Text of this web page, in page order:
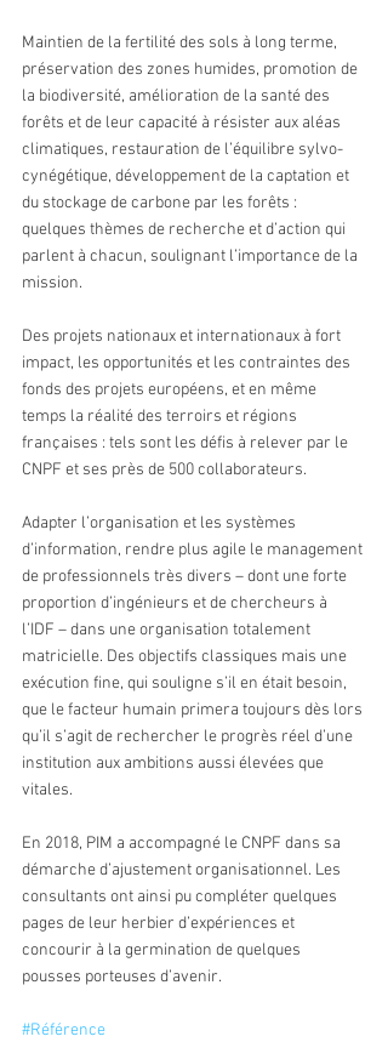
Maintien de la fertilité des sols à long terme,
préservation des zones humides, promotion de
la biodiversité, amélioration de la santé des
forêts et de leur capacité à résister aux aléas
climatiques, restauration de l’équilibre sylvo-
cynégétique, développement de la captation et
du stockage de carbone par les forêts :
quelques thèmes de recherche et d’action qui
parlent à chacun, soulignant l’importance de la
mission.
Des projets nationaux et internationaux à fort
impact, les opportunités et les contraintes des
fonds des projets européens, et en même
temps la réalité des terroirs et régions
françaises : tels sont les défis à relever par le
CNPF et ses près de 500 collaborateurs.
Adapter l’organisation et les systèmes
d’information, rendre plus agile le management
de professionnels très divers – dont une forte
proportion d’ingénieurs et de chercheurs à
l’IDF – dans une organisation totalement
matricielle. Des objectifs classiques mais une
exécution fine, qui souligne s’il en était besoin,
que le facteur humain primera toujours dès lors
qu’il s’agit de rechercher le progrès réel d’une
institution aux ambitions aussi élevées que
vitales.
En 2018, PIM a accompagné le CNPF dans sa
démarche d’ajustement organisationnel. Les
consultants ont ainsi pu compléter quelques
pages de leur herbier d’expériences et
concourir à la germination de quelques
pousses porteuses d’avenir.
#Référence